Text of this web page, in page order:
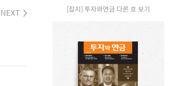
NEXT [잡지] 투자와연금 다른 호 보기